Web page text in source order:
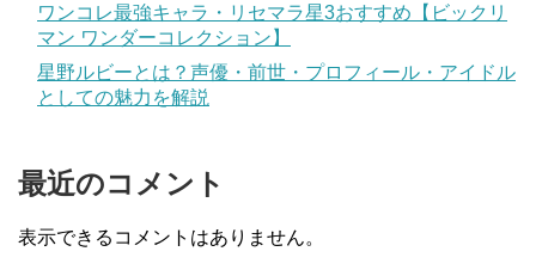
ワンコレ最強キャラ・リセマラ星3おすすめ【ビックリ
マン ワンダーコレクション】
星野ルビーとは？声優・前世・プロフィール・アイドル
としての魅力を解説
最近のコメント
表示できるコメントはありません。